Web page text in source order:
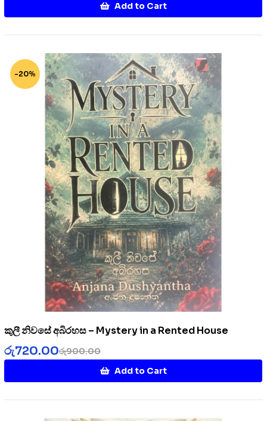
Add to Cart
-20%
කුලී නිවසේ අබිරහස – Mystery in a Rented House
රු900.00
රු720.00
Add to Cart